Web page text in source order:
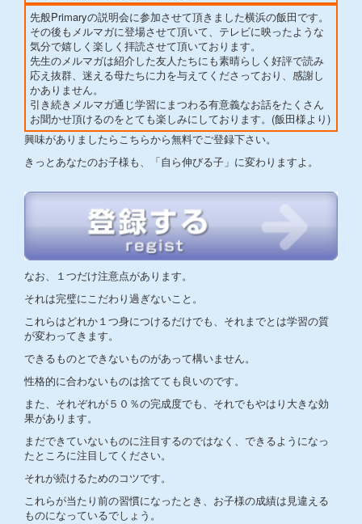
先般Primaryの説明会に参加させて頂きました横浜の飯田です。
その後もメルマガに登場させて頂いて、テレビに映ったような
気分で嬉しく楽しく拝読させて頂いております。
先生のメルマガは紹介した友人たちにも素晴らしく好評で読み
応え抜群、迷える母たちに力を与えてくださっており、感謝し
かありません。
引き続きメルマガ通じ学習にまつわる有意義なお話をたくさん
お聞かせ頂けるのをとても楽しみにしております。(飯田様より)
興味がありましたらこちらから無料でご登録下さい。
きっとあなたのお子様も、「自ら伸びる子」に変わりますよ。
なお、１つだけ注意点があります。
それは完璧にこだわり過ぎないこと。
これらはどれか１つ身につけるだけでも、それまでとは学習の質
が変わってきます。
できるものとできないものがあって構いません。
性格的に合わないものは捨てても良いのです。
また、それぞれが５０％の完成度でも、それでもやはり大きな効
果があります。
まだできていないものに注目するのではなく、できるようになっ
たところに注目してください。
それが続けるためのコツです。
これらが当たり前の習慣になったとき、お子様の成績は見違える
ものになっているでしょう。